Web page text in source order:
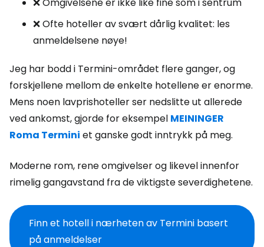
❌ Ofte hoteller av svært dårlig kvalitet: les
anmeldelsene nøye!
Jeg har bodd i Termini-området flere ganger, og
forskjellene mellom de enkelte hotellene er enorme.
Mens noen lavprishoteller ser nedslitte ut allerede
ved ankomst, gjorde for eksempel MEININGER
Roma Termini et ganske godt inntrykk på meg.
Moderne rom, rene omgivelser og likevel innenfor
rimelig gangavstand fra de viktigste severdighetene.
Finn et hotell i nærheten av Termini basert
på anmeldelser